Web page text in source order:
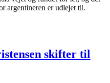
argentineren er udlejet til.
skifter til